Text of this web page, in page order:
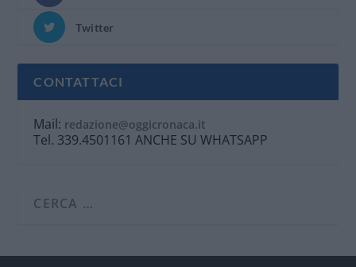
Twitter
CONTATTACI
Mail: redazione@oggicronaca.it
Tel. 339.4501161 ANCHE SU WHATSAPP